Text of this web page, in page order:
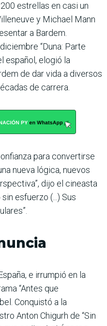
estrellas en casi un
y Michael Mann
a Bardem.
“Duna: Parte
español, elogió la
de dar vida a diversos
de carrera.
para convertirse
nueva lógica, nuevos
dijo el cineasta
esfuerzo (...) Sus
e irrumpió en la
“Antes que
Conquistó a la
Anton Chigurh de “Sin